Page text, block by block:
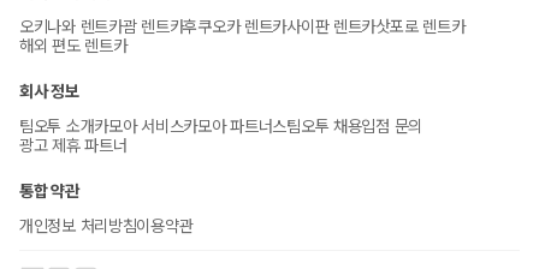
오키나와 렌트카괌 렌트카후쿠오카 렌트카사이판 렌트카삿포로 렌트카
해외 편도 렌트카
회사 정보
팀오투 소개카모아 서비스카모아 파트너스팀오투 채용입점 문의
광고 제휴 파트너
통합 약관
개인정보 처리방침이용약관